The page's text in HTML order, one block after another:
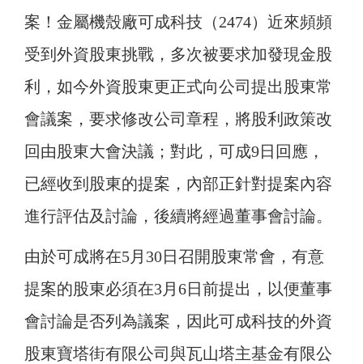
案！金屬機殼廠可成科技（2474）近來頻頻
受到外資股東挑戰，多次被要求加發現金股
利，如今外資股東更正式向公司提出股東常
會議案，要求修改公司章程，將股利政策改
回由股東大會決議；對此，可成9日回應，
已經收到股東的提案，內部正針對提案內容
進行評估及討論，後續將經過董事會討論。
由於可成將在5月30日召開股東常會，有意
提案的股東必須在3月6日前提出，以便董事
會討論是否列為議案，因此可成科技的外資
股東寶塔街有限公司與瓦山塔主基金有限公